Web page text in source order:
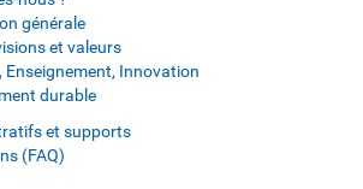
générale
et valeurs
Enseignement, Innovation
durable
et supports
(FAQ)